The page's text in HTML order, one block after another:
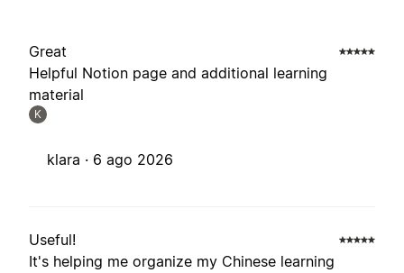
Great
Helpful Notion page and additional learning
material
K
klara · 6 ago 2026
Useful!
It's helping me organize my Chinese learning